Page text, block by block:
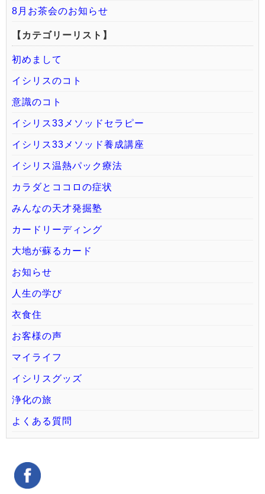
8月お茶会のお知らせ
【カテゴリーリスト】
初めまして
イシリスのコト
意識のコト
イシリス33メソッドセラピー
イシリス33メソッド養成講座
イシリス温熱パック療法
カラダとココロの症状
みんなの天才発掘塾
カードリーディング
大地が蘇るカード
お知らせ
人生の学び
衣食住
お客様の声
マイライフ
イシリスグッズ
浄化の旅
よくある質問